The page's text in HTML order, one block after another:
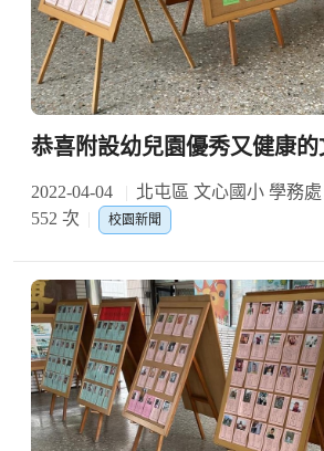
恭喜附設幼兒園優秀又健康
2022-04-04 北屯區 文心國小 學務
552 次
校園新聞